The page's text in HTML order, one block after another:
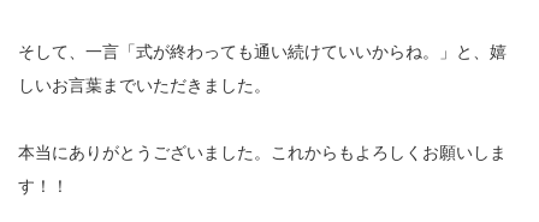
そして、一言「式が終わっても通い続けていいからね。」と、嬉
しいお言葉までいただきました。
本当にありがとうございました。これからもよろしくお願いしま
す！！